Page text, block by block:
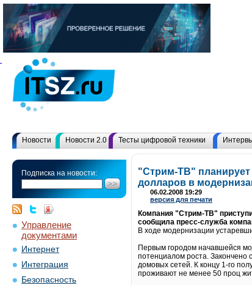
Новости Новости 2.0 Тесты цифровой техники
Подписка на новости:
Управление
документами
Интернет
Интеграция
Безопасность
"Стрим-ТВ" планирует
долларов в
06.02.2008 19:29
версия для печати
Компания "Стрим-ТВ"
сообщила пресс-служба
В ходе модернизации
Первым городом начавшейся
потенциалом роста. Закончено
домовых сетей. К концу 1-го
проживают не менее 50 проц